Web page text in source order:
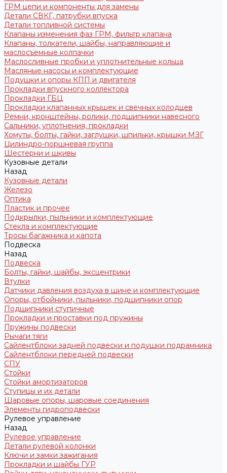
ГРМ цепи и компоненты для замены
Детали СВКГ, патрубки впуска
Детали топливной системы
Клапаны изменения фаз ГРМ, фильтр клапана
Клапаны, толкатели, шайбы, направляющие и
маслосъемные колпачки
Маслосливные пробки и уплотнительные кольца
Масляные насосы и комплектующие
Подушки и опоры КПП и двигателя
Прокладки впускного коллектора
Прокладки ГБЦ
Прокладки клапанных крышек и свечных колодцев
Ремни, кронштейны, ролики, подшипники навесного
Сальники, уплотнения, прокладки
Хомуты, болты, гайки, заглушки, шпильки, крышки МЗГ
Цилиндро-поршневая группа
Шестерни и шкивы
Кузовные детали
Назад
Кузовные детали
Железо
Оптика
Пластик и прочее
Подкрылки, пыльники и комплектующие
Стекла и комплектующие
Тросы багажника и капота
Подвеска
Назад
Подвеска
Болты, гайки, шайбы, эксцентрики
Втулки
Датчики давления воздуха в шине и комплектующие
Опоры, отбойники, пыльники, подшипники опор
Подшипники ступичные
Прокладки и проставки под пружины
Пружины подвески
Рычаги тяги
Сайлентблоки задней подвески и подушки подрамника
Сайлентблоки передней подвески
СПУ
Стойки
Стойки амортизаторов
Ступицы и их детали
Шаровые опоры, шаровые соединения
Элементы гидроподвески
Рулевое управление
Назад
Рулевое управление
Детали рулевой колонки
Ключи и замки зажигания
Прокладки и шайбы ГУР